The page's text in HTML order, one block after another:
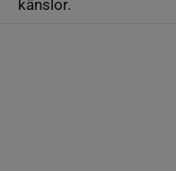
känslor.